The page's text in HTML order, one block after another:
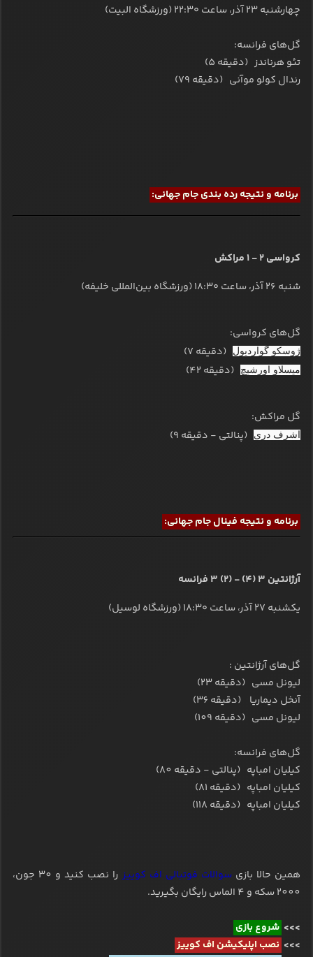
چهارشنبه ۲۳ آذر، ساعت ۲۲:۳۰ (ورزشگاه البیت)
گل‌های فرانسه:
تئو هرناندز (دقیقه 5)
رندال کولو موآنی (دقیقه 79)
برنامه و نتیجه رده بندی جام جهانی:
کرواسی 2 - 1 مراکش
شنبه ۲۶ آذر، ساعت ۱۸:۳۰ (ورزشگاه بین‌المللی خلیفه)
گل‌های کرواسی:
ژوسکو گواردیول (دقیقه 7)
میسلاو اورشیچ (دقیقه 42)
گل مراکش:
اشرف دری (پنالتی - دقیقه 9)
برنامه و نتیجه فینال جام جهانی:
آرژانتین 3 (4) - (2) 3 فرانسه
یکشنبه ۲۷ آذر، ساعت ۱۸:۳۰ (ورزشگاه لوسیل)
گل‌های آرژانتین :
لیونل مسی (دقیقه 23)
آنخل دیماریا (دقیقه 36)
لیونل مسی (دقیقه 109)
گل‌های فرانسه:
کیلیان امباپه (پنالتی - دقیقه 80)
کیلیان امباپه (دقیقه 81)
کیلیان امباپه (دقیقه 118)
همین حالا بازیسوالات فوتبالی اف کوییز
را نصب کنید و 30 جون،
2000 سکه و 4 الماس رایگان بگیرید.
>>> شروع بازی
>>> نصب اپلیکیشن اف کوییز